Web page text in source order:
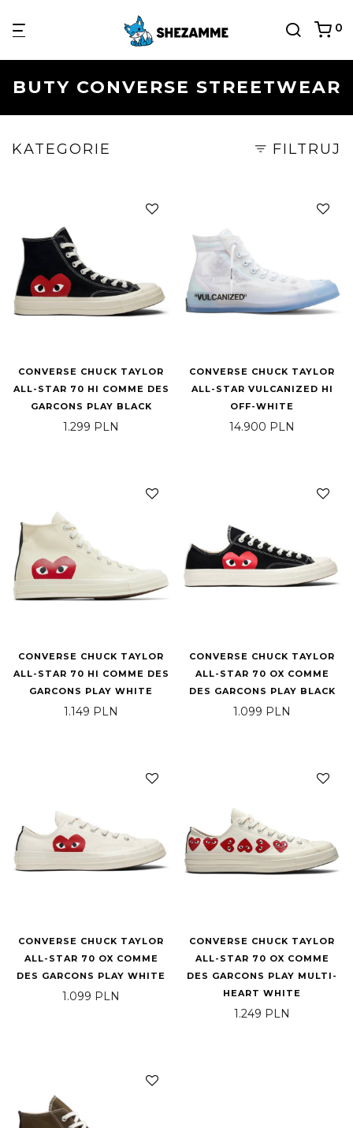
0
BUTY CONVERSE STREETWEAR
KATEGORIE FILTRUJ
CONVERSE CHUCK TAYLOR
ALL-STAR 70 HI COMME DES
GARCONS PLAY BLACK
1.299 PLN
CONVERSE CHUCK TAYLOR
ALL-STAR VULCANIZED HI
OFF-WHITE
14.900 PLN
CONVERSE CHUCK TAYLOR
ALL-STAR 70 HI COMME DES
GARCONS PLAY WHITE
1.149 PLN
CONVERSE CHUCK TAYLOR
ALL-STAR 70 OX COMME
DES GARCONS PLAY BLACK
1.099 PLN
CONVERSE CHUCK TAYLOR
ALL-STAR 70 OX COMME
DES GARCONS PLAY WHITE
1.099 PLN
CONVERSE CHUCK TAYLOR
ALL-STAR 70 OX COMME
DES GARCONS PLAY MULTI-
HEART WHITE
1.249 PLN